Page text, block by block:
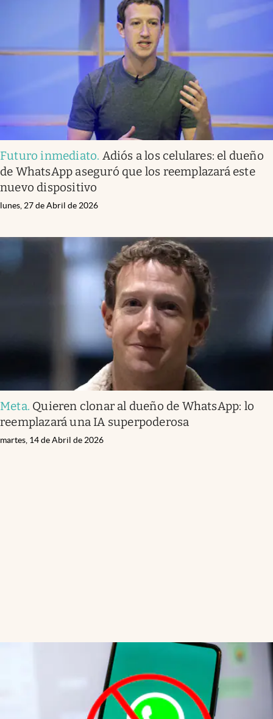
Futuro inmediato. Adiós a los celulares: el dueño
de WhatsApp aseguró que los reemplazará este
nuevo dispositivo
lunes, 27 de Abril de 2026
Meta. Quieren clonar al dueño de WhatsApp: lo
reemplazará una IA superpoderosa
martes, 14 de Abril de 2026